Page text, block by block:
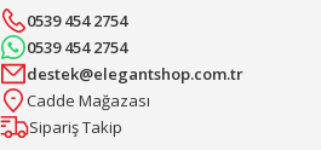
0539 454 2754
0539 454 2754
destek@elegantshop.com.tr
Cadde Mağazası
Sipariş Takip